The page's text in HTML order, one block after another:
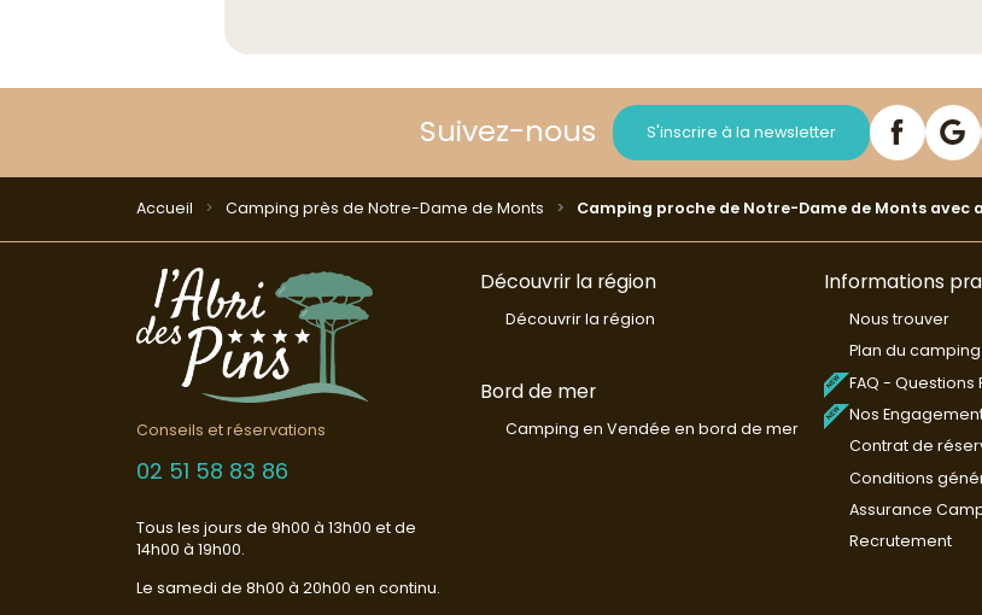
Suivez-nous S'inscrire à la newsletter
Accueil Camping près de Notre-Dame de Monts Camping proche de Notre-Dame de Monts avec
Conseils et réservations
02 51 58 83 86
Tous les jours de 9h00 à 13h00 et de
14h00 à 19h00.
Le samedi de 8h00 à 20h00 en continu.
Découvrir la région
Découvrir la région
Bord de mer
Camping en Vendée en bord de mer
Informations
Nous trouver
Plan du camping
FAQ - Questions
Nos Engagement
Contrat de
Conditions
Assurance
Recrutement